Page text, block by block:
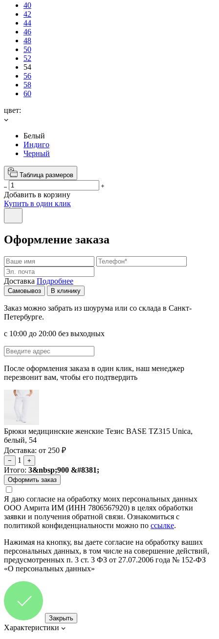
40
42
44
46
48
50
52
54
56
58
60
цвет:
Белый
Индиго
Черный
Таблица размеров
Добавить в корзину
Купить в один клик
Оформление заказа
Доставка Подробнее
Самовывоз В клинику
Заказ можно забрать из шоурума или со склада в Санкт-
Петербурге.
с 10:00 до 20:00 без выходных
После оформления заказа в один клик, наш менеджер
перезвонит вам, чтобы его подтвердить
Брюки медицинские женские Тезис BASE TZ315 Unica,
белый, 54
Доставка: от 250 ₽
− 1 +
Итого: 3&nbsp;900 &#8381;
Я даю согласие на обработку моих персональных данных
ООО Амрита ИМ (ИНН 7806567920) в целях обработки
заявки и получения обратной связи. Ознакомиться с
политикой конфиденциальности можно по ссылке.
Нажимая на кнопку, вы даете согласие на обработку ваших
персональных данных, в том числе на совершение действий,
предусмотренных п. 3 ст. 3 ФЗ от 27.07.2006 года № 152-ФЗ
«О персональных данных»
Закрыть
Характеристики